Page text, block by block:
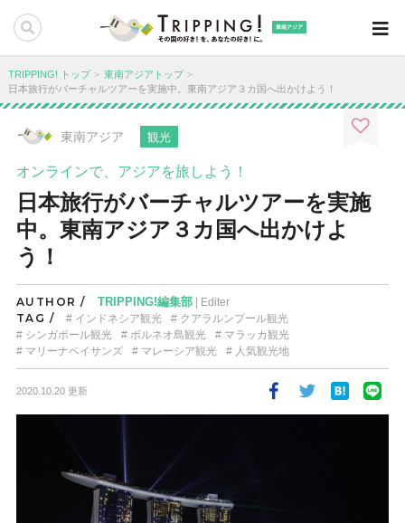
東南アジア
TRIPPING! トップ
東南アジアトップ
日本旅行がバーチャルツアーを実施中。東南アジア３カ国へ出かけよう！
東南アジア 観光
オンラインで、アジアを旅しよう！
日本旅行がバーチャルツアーを実施
中。東南アジア３カ国へ出かけよ
う！
AUTHOR / TRIPPING!編集部| Editer
TAG / インドネシア観光
クアラルンプール観光
シンガポール観光
ボルネオ島観光
マラッカ観光
マリーナベイサンズ
マレーシア観光 人気観光地
2020.10.20 更新